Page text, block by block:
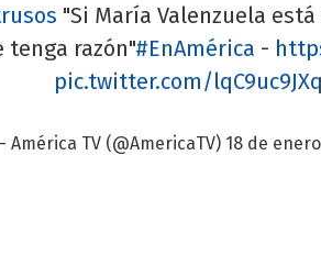
"Si María Valenzuela
tenga razón"#EnAmérica -
pic.twitter.com/lqC9uc9JXq
América TV (@AmericaTV) 18 de